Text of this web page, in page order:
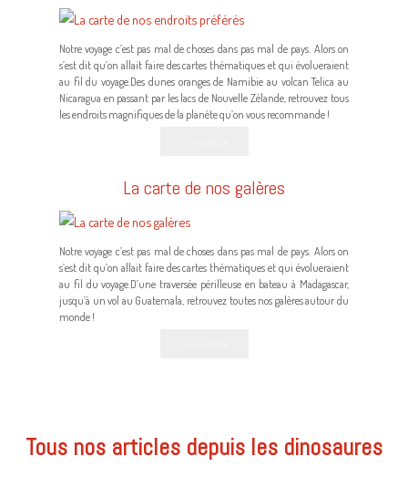
Notre voyage c’est pas mal de choses dans pas mal de pays. Alors on
s’est dit qu’on allait faire des cartes thématiques et qui évolueraient
au fil du voyage.Des dunes oranges de Namibie au volcan Telica au
Nicaragua en passant par les lacs de Nouvelle Zélande, retrouvez tous
les endroits magnifiques de la planète qu’on vous recommande !
La carte de nos galères
Notre voyage c’est pas mal de choses dans pas mal de pays. Alors on
s’est dit qu’on allait faire des cartes thématiques et qui évolueraient
au fil du voyage.D’une traversée périlleuse en bateau à Madagascar,
jusqu’à un vol au Guatemala, retrouvez toutes nos galères autour du
monde !
Tous nos articles depuis les dinosaures